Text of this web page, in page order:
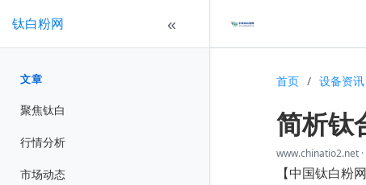
钛白粉网 «
文章
聚焦钛白
行情分析
市场动态
首页 / 设备资讯
简析钛
www.chinatio2.net ·
【中国钛白